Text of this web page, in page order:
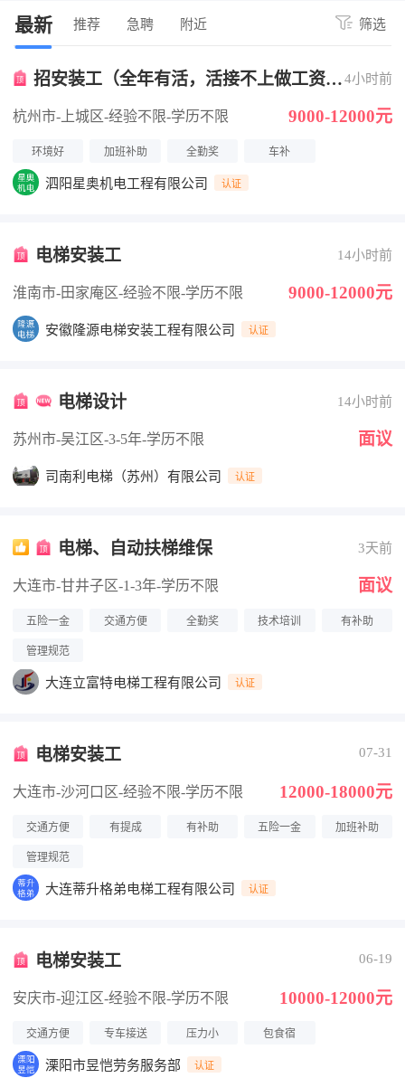
最新 推荐 急聘 附近 筛选
招安装工（全年有活，活接不上做工资照4小时前
杭州市-上城区-经验不限-学历不限 9000-12000元
环境好 加班补助 全勤奖 车补
泗阳星奥机电工程有限公司 认证
电梯安装工 14小时前
淮南市-田家庵区-经验不限-学历不限 9000-12000元
安徽隆源电梯安装工程有限公司 认证
电梯设计 14小时前
苏州市-吴江区-3-5年-学历不限 面议
司南利电梯（苏州）有限公司 认证
电梯、自动扶梯维保 3天前
大连市-甘井子区-1-3年-学历不限 面议
五险一金 交通方便 全勤奖 技术培训 有补助
管理规范
大连立富特电梯工程有限公司 认证
电梯安装工 07-31
大连市-沙河口区-经验不限-学历不限 12000-18000元
交通方便 有提成 有补助 五险一金 加班补助
管理规范
大连蒂升格弟电梯工程有限公司 认证
电梯安装工 06-19
安庆市-迎江区-经验不限-学历不限 10000-12000元
交通方便 专车接送 压力小 包食宿
溧阳市昱恺劳务服务部 认证